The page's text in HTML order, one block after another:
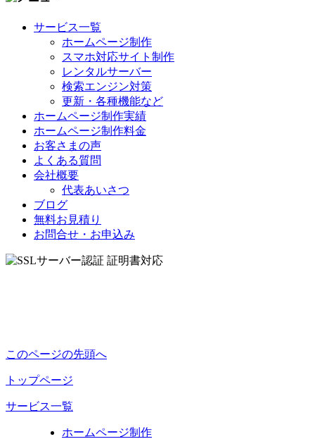
サービス一覧
ホームページ制作
スマホ対応サイト制作
レンタルサーバー
検索エンジン対策
更新・各種機能など
ホームページ制作実績
ホームページ制作料金
お客さまの声
よくある質問
会社概要
代表あいさつ
ブログ
無料お見積り
お問合せ・お申込み
このページの先頭へ
トップページ
サービス一覧
ホームページ制作